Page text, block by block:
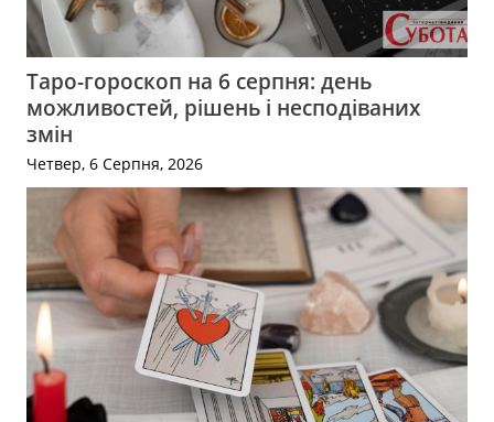
Таро-гороскоп на 6 серпня: день
можливостей, рішень і несподіваних
змін
Четвер, 6 Серпня, 2026